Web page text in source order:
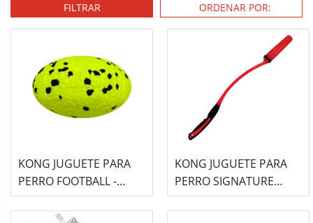
FILTRAR
KONG JUGUETE PARA
PERRO FOOTBALL -
REFLEX-
KONG JUGUETE PARA
PERRO SIGNATURE
LANZADOR